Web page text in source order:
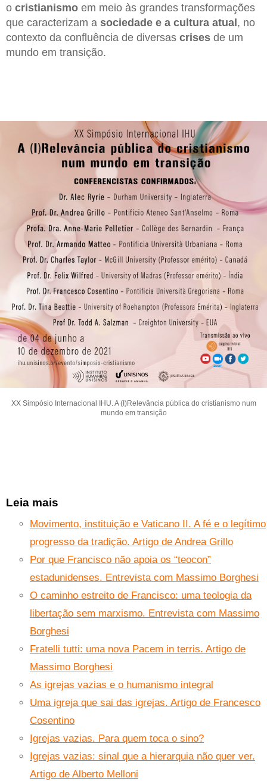
o cristianismo em meio às grandes transformações
que caracterizam a sociedade e a cultura atual , no
contexto da confluência de diversas crises de um
mundo em transição.
XX Simpósio Internacional IHU. A (I)Relevância pública do cristianismo num
mundo em transição
Leia mais
Movimento, instituição e Vaticano II. A fé e o legítimo
progresso da tradição. Artigo de Andrea Grillo
Por que Francisco não apoia os “teocon”
estadunidenses. Entrevista com Massimo Borghesi
O caminho estreito de Francisco: uma teologia da
libertação sem marxismo. Entrevista com Massimo
Borghesi
Fratelli tutti: uma nova Pacem in terris. Artigo de
Massimo Borghesi
As igrejas vazias e o humanismo integral
Uma igreja que sai das igrejas. Artigo de Francesco
Cosentino
Igrejas vazias. Para quem toca o sino?
Igrejas vazias: sinal que a hierarquia não quer ver.
Artigo de Alberto Melloni